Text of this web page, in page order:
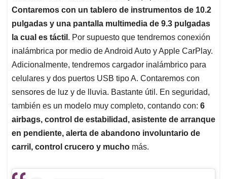
Contaremos con un tablero de instrumentos de 10.2
pulgadas y una pantalla multimedia de 9.3 pulgadas
la cual es táctil . Por supuesto que tendremos conexión
inalámbrica por medio de Android Auto y Apple CarPlay.
Adicionalmente, tendremos cargador inalámbrico para
celulares y dos puertos USB tipo A. Contaremos con
sensores de luz y de lluvia. Bastante útil. En seguridad,
también es un modelo muy completo, contando con: 6
airbags, control de estabilidad, asistente de arranque
en pendiente, alerta de abandono involuntario de
carril, control crucero y mucho más.